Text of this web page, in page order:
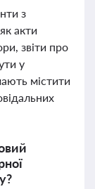
з
акти
звіти про
у
містити